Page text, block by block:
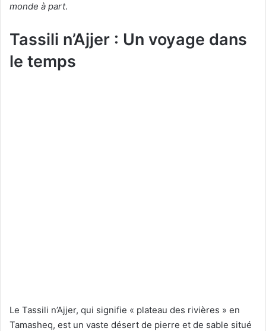
monde à part.
Tassili n’Ajjer : Un voyage dans
le temps
Le Tassili n’Ajjer, qui signifie « plateau des rivières » en
Tamasheq, est un vaste désert de pierre et de sable situé